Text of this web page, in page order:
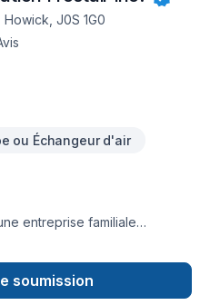
J0S 1G0
ou Échangeur d'air
entreprise familiale
et chauffage pour
Fondée par
plus de 15 ans
soumission